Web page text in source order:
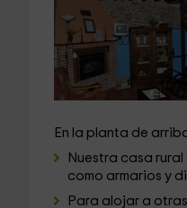
En la planta de
Nuestra casa rural
como armarios y
Para alojar a